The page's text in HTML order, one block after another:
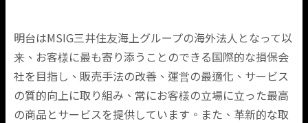
明台はMSIG三井住友海上グループの海外法人となって以
来、お客様に最も寄り添うことのできる国際的な損保会
社を目指し、販売手法の改善、運営の最適化、サービス
の質的向上に取り組み、常にお客様の立場に立った最高
の商品とサービスを提供しています。また、革新的な取